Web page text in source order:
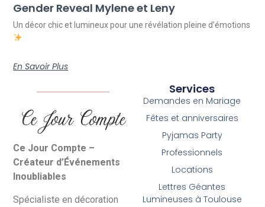
Gender Reveal Mylene et Leny
Un décor chic et lumineux pour une révélation pleine d’émotions
En Savoir Plus
Ce Jour Compte –
Créateur d’Événements
Inoubliables
Spécialiste en décoration
Services
Demandes en Mariage
Fêtes et anniversaires
Pyjamas Party
Professionnels
Locations
Lettres Géantes
Lumineuses à Toulouse